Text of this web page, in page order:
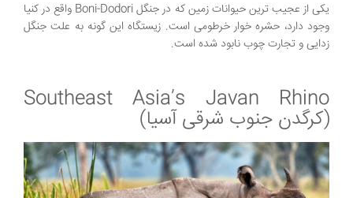
یکی از عجیب ترین حیوانات زمین که در جنگل Boni-Dodori واقع در کنیا
وجود دارد، حشره خوار خرطومی است. زیستگاه این گونه به علت جنگل
زدایی و تجارت چوب نابود شده است.
Southeast Asia’s Javan Rhino
(کرگدن جنوب شرقی آسیا)